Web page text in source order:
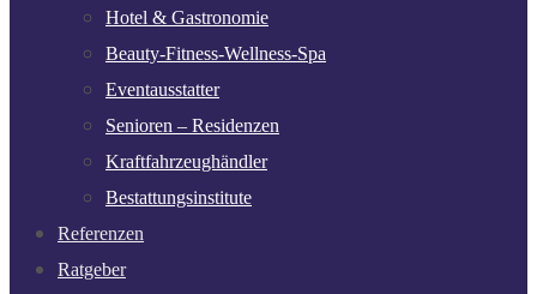
Hotel & Gastronomie
Beauty-Fitness-Wellness-Spa
Eventausstatter
Senioren – Residenzen
Kraftfahrzeughändler
Bestattungsinstitute
Referenzen
Ratgeber